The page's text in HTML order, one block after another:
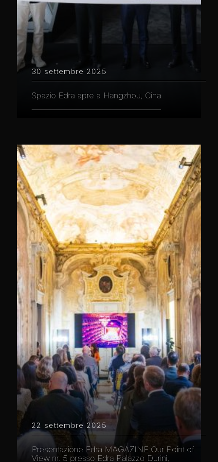
30 settembre 2025
Spazio Edra apre a Hangzhou, Cina
22 settembre 2025
Presentazione Edra MAGAZINE Our Point of
View nr. 5 presso Edra Palazzo Durini,